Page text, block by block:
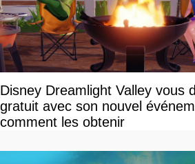
Disney Dreamlight Valley vous
gratuit avec son nouvel
comment les obtenir